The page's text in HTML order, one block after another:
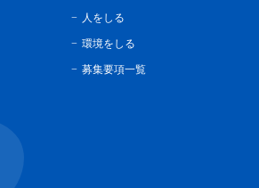
人をしる
環境をしる
募集要項一覧